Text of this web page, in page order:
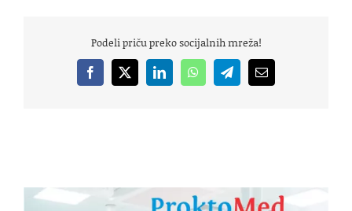
Podeli priču preko socijalnih mreža!
Facebook
X LinkedInWhatsAppTelegramEmail